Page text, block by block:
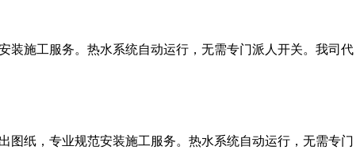
装施工服务。热水系统自动运行，无需专门派人开关。我司代
纸，专业规范安装施工服务。热水系统自动运行，无需专门